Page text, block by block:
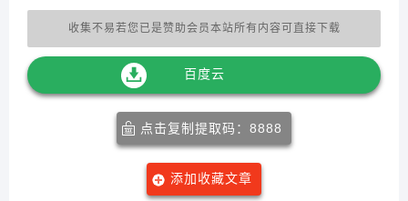
收集不易若您已是赞助会员本站所有内容可直接下载
百度云
点击复制提取码：8888
添加收藏文章